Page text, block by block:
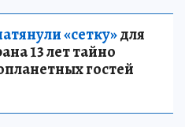
«сетку»для
13 лет тайно
гостей